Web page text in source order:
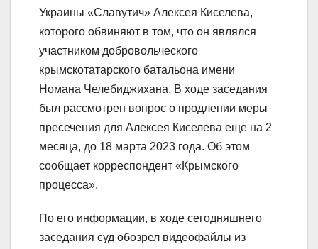
Украины «Славутич» Алексея Киселева,
которого обвиняют в том, что он являлся
участником добровольческого
крымскотатарского батальона имени
Номана Челебиджихана. В ходе заседания
был рассмотрен вопрос о продлении меры
пресечения для Алексея Киселева еще на 2
месяца, до 18 марта 2023 года. Об этом
сообщает корреспондент «Крымского
процесса».
По его информации, в ходе сегодняшнего
заседания суд обозрел видеофайлы из